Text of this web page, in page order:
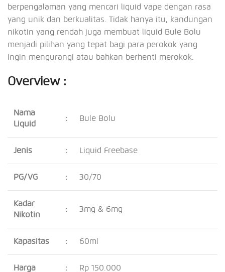
berpengalaman yang mencari liquid vape dengan rasa
yang unik dan berkualitas. Tidak hanya itu, kandungan
nikotin yang rendah juga membuat liquid Bule Bolu
menjadi pilihan yang tepat bagi para perokok yang
ingin mengurangi atau bahkan berhenti merokok.
Overview :
Nama
Liquid
: Bule Bolu
Jenis : Liquid Freebase
PG/VG : 30/70
Kadar
Nikotin
: 3mg & 6mg
Kapasitas : 60ml
Harga : Rp 150.000